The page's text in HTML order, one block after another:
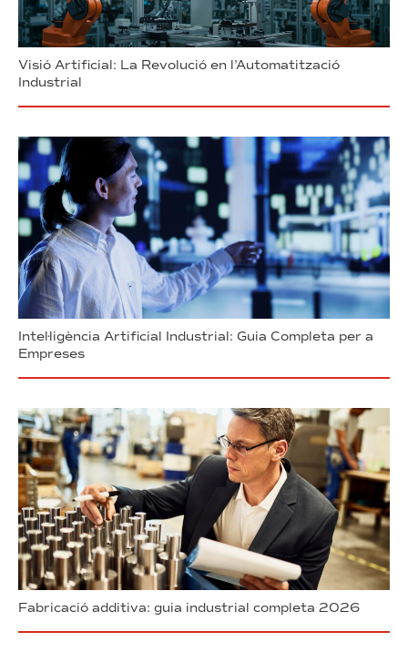
Visió Artificial: La Revolució en l’Automatització
Industrial
Intel·ligència Artificial Industrial: Guia Completa per a
Empreses
Fabricació additiva: guia industrial completa 2026